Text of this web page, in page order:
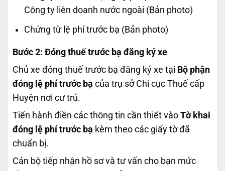
Công ty liên doanh nước ngoài (Bản photo)
Chứng từ lệ phí trước bạ (Bản photo)
Bước 2: Đóng thuế trước bạ đăng ký xe
Chủ xe đóng thuế trước bạ đăng ký xe tại Bộ phận
đóng lệ phí trước bạ của trụ sở Chi cục Thuế cấp
Huyện nơi cư trú.
Tiến hành điền các thông tin cần thiết vào Tờ khai
đóng lệ phí trước bạ kèm theo các giấy tờ đã
chuẩn bị.
Cán bộ tiếp nhận hồ sơ và tư vấn cho bạn mức